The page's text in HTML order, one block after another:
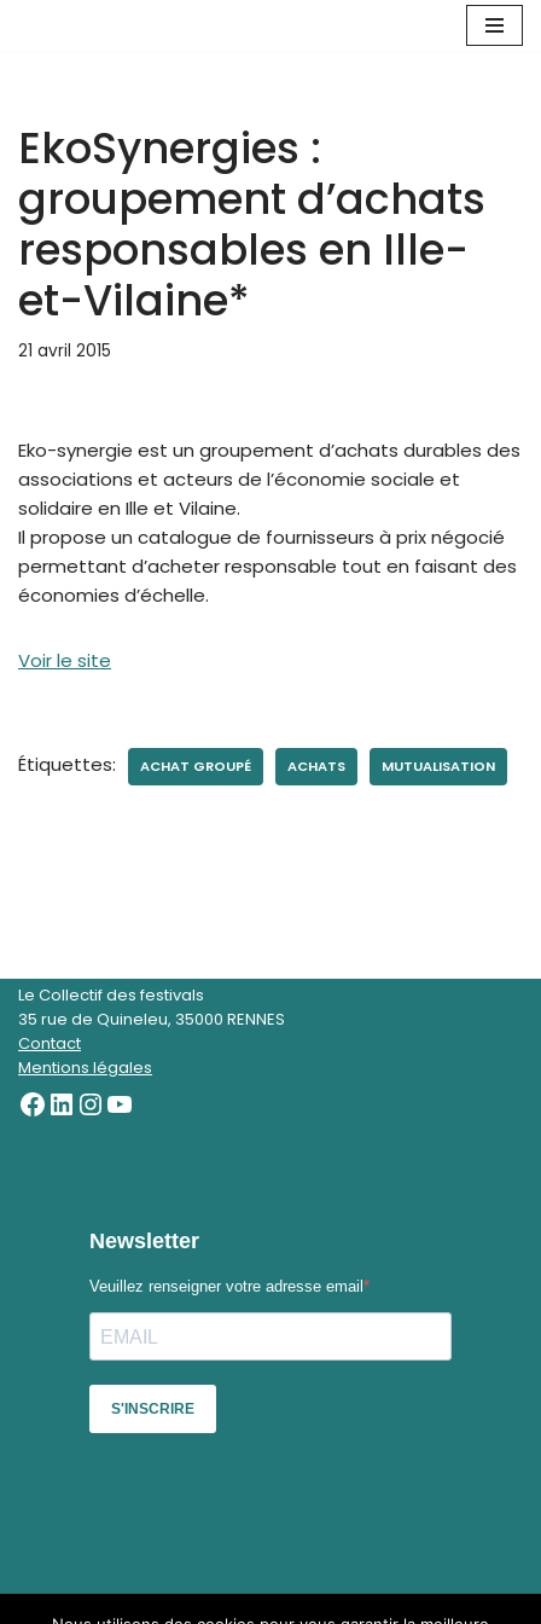
EkoSynergies :
groupement d’achats
responsables en Ille-
et-Vilaine*
21 avril 2015
Eko-synergie est un groupement d’achats durables des
associations et acteurs de l’économie sociale et
solidaire en Ille et Vilaine.
Il propose un catalogue de fournisseurs à prix négocié
permettant d’acheter responsable tout en faisant des
économies d’échelle.
Voir le site
Étiquettes: ACHAT GROUPÉ ACHATS MUTUALISATION
Le Collectif des festivals
35 rue de Quineleu, 35000 RENNES
Contact
Mentions légales